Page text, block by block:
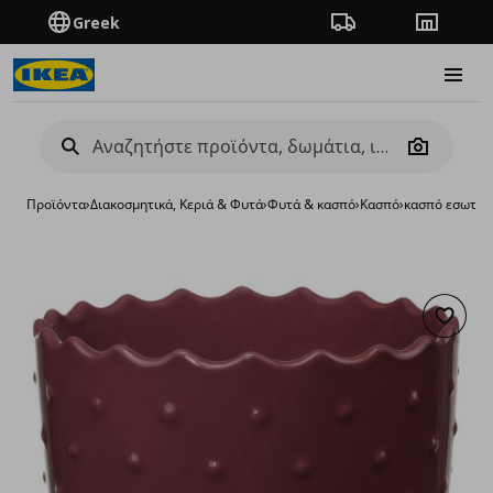
Greek Πορεία παραγγελίας
Camera
Προϊόντα›Διακοσμητικά, Κεριά & Φυτά›Φυτά & κασπό›Κασπό›κασπό